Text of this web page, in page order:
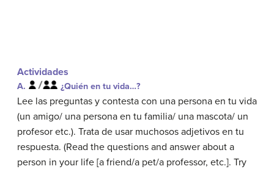
Actividades
A. ¿Quién en tu vida…?
Lee las preguntas y contesta con una persona en tu vida
(un amigo/ una persona en tu familia/ una mascota/ un
profesor etc.). Trata de usar muchosos adjetivos en tu
respuesta. (Read the questions and answer about a
person in your life [a friend/a pet/a professor, etc.]. Try